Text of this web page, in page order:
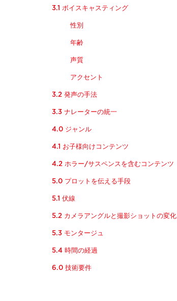
3.1 ボイスキャスティング
性別
年齢
声質
アクセント
3.2 発声の手法
3.3 ナレーターの統一
4.0 ジャンル
4.1 お子様向けコンテンツ
4.2 ホラー/サスペンスを含むコンテンツ
5.0 プロットを伝える手段
5.1 伏線
5.2 カメラアングルと撮影ショットの変化
5.3 モンタージュ
5.4 時間の経過
6.0 技術要件